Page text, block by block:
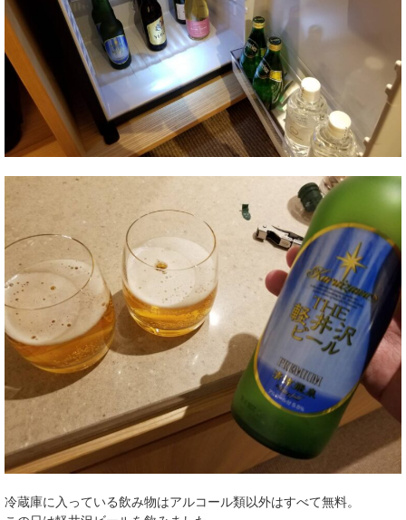
冷蔵庫に入っている飲み物はアルコール類以外はすべて無料。